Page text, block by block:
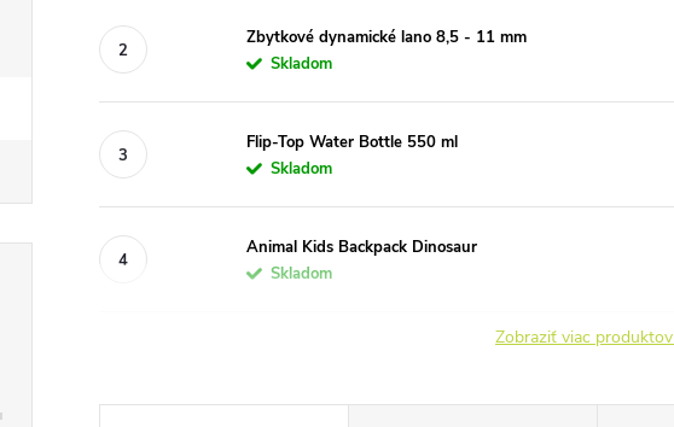
Zbytkové dynamické lano 8,5 - 11 mm
Skladom
Flip-Top Water Bottle 550 ml
Skladom
Animal Kids Backpack Dinosaur
Skladom
Zobraziť viac produktov